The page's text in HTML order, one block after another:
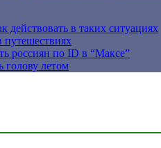
действовать в таких ситуациях
путешествиях
россиян по ID в “Максе”
голову летом